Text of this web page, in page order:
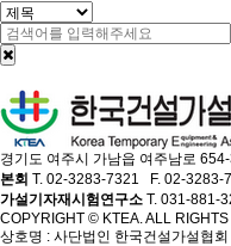
경기도 여주시 가남읍 여주남로
본회 T. 02-3283-7321 F. 02-3283-
가설기자재시험연구소 T. 031-881-
COPYRIGHT © KTEA. ALL
상호명 : 사단법인 한국건설가설협회